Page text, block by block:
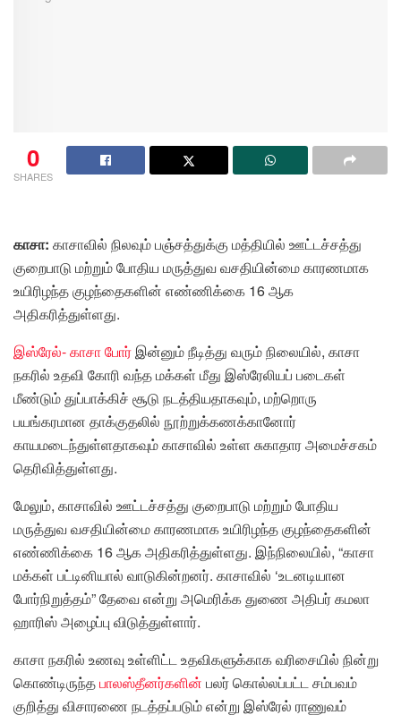
0
SHARES
காசா: காசாவில் நிலவும் பஞ்சத்துக்கு மத்தியில் ஊட்டச்சத்து
குறைபாடு மற்றும் போதிய மருத்துவ வசதியின்மை காரணமாக
உயிரிழந்த குழந்தைகளின் எண்ணிக்கை 16 ஆக
அதிகரித்துள்ளது.
இஸ்ரேல்- காசா போர்இன்னும் நீடித்து வரும் நிலையில், காசா
நகரில் உதவி கோரி வந்த மக்கள் மீது இஸ்ரேலியப் படைகள்
மீண்டும் துப்பாக்கிச் சூடு நடத்தியதாகவும், மற்றொரு
பயங்கரமான தாக்குதலில் நூற்றுக்கணக்கானோர்
காயமடைந்துள்ளதாகவும் காசாவில் உள்ள சுகாதார அமைச்சகம்
தெரிவித்துள்ளது.
மேலும், காசாவில் ஊட்டச்சத்து குறைபாடு மற்றும் போதிய
மருத்துவ வசதியின்மை காரணமாக உயிரிழந்த குழந்தைகளின்
எண்ணிக்கை 16 ஆக அதிகரித்துள்ளது. இந்நிலையில், “காசா
மக்கள் பட்டினியால் வாடுகின்றனர். காசாவில் ‘உடனடியான
போர்நிறுத்தம்” தேவை என்று அமெரிக்க துணை அதிபர் கமலா
ஹாரிஸ் அழைப்பு விடுத்துள்ளார்.
காசா நகரில் உணவு உள்ளிட்ட உதவிகளுக்காக வரிசையில் நின்று
கொண்டிருந்தபாலஸ்தீனர்களின் பலர் கொல்லப்பட்ட சம்பவம்
குறித்து விசாரணை நடத்தப்படும் என்று இஸ்ரேல் ராணுவம்